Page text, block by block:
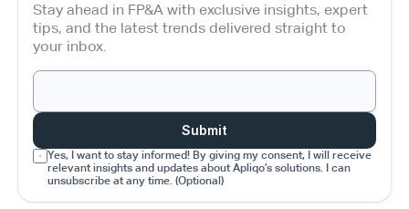
Stay ahead in FP&A with exclusive insights, expert
tips, and the latest trends delivered straight to
your inbox.
Submit
Yes, I want to stay informed! By giving my consent, I will receive
relevant insights and updates about Apliqo’s solutions. I can
unsubscribe at any time. (Optional)